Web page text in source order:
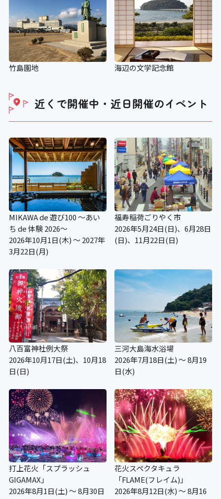
竹島園地 海辺の文学記念館
近くで開催中・近日開催のイベント
MIKAWA de 遊び100 ～あい
ち de 体験 2026～
2026年10月1日(木) ～ 2027年
3月22日(月)
福寿稲荷ごりやく市
2026年5月24日(日)、6月28日
(日)、11月22日(日)
八百富神社例大祭
2026年10月17日(土)、10月18
日(日)
三河大島海水浴場
2026年7月18日(土) ～ 8月19
日(水)
打上花火「スプラッシュ
GIGAMAX」
2026年8月1日(土) ～ 8月30日
花火スペクタキュラ
「FLAME(フレイム)」
2026年8月12日(水) ～ 8月16